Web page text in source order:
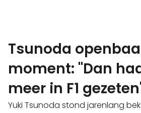
Tsunoda
moment: "Dan
meer in F1
Yuki Tsunoda stond jarenlang